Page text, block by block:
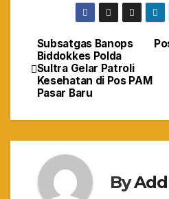
Navigasi
pos
Subsatgas Banops
Biddokkes Polda
Sultra Gelar Patroli
Kesehatan di Pos PAM
Pasar Baru
By